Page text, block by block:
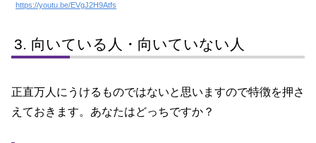
https://youtu.be/EVgJ2H9Atfs
向いている人・向いていない人
正直万人にうけるものではないと思いますので特徴を押さ
えておきます。あなたはどっちですか？